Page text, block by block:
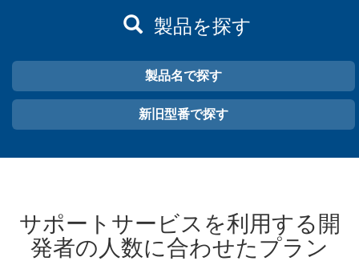
製品を探す
製品名で探す
新旧型番で探す
サポートサービスを利用する開
発者の人数に合わせたプラン